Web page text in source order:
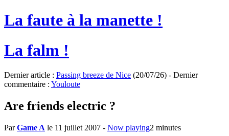
La faute à la manette !
La falm !
Dernier article : Passing breeze de Nice (20/07/26) - Dernier
commentaire : Youloute
Are friends electric ?
ParGame A le 11 juillet 2007 - Now playing2 minutes